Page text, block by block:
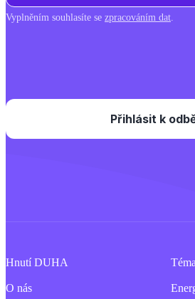
Vyplněním souhlasíte se zpracováním dat.
Hnutí DUHA
O nás